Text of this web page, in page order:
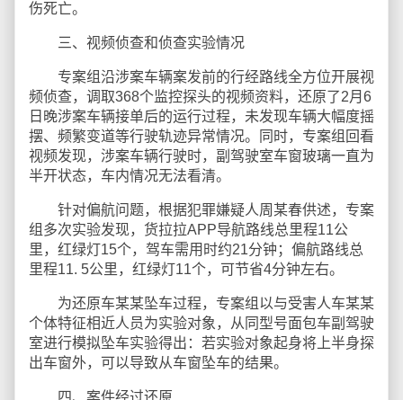
伤死亡。
三、视频侦查和侦查实验情况
专案组沿涉案车辆案发前的行经路线全方位开展视
频侦查，调取368个监控探头的视频资料，还原了2月6
日晚涉案车辆接单后的运行过程，未发现车辆大幅度摇
摆、频繁变道等行驶轨迹异常情况。同时，专案组回看
视频发现，涉案车辆行驶时，副驾驶室车窗玻璃一直为
半开状态，车内情况无法看清。
针对偏航问题，根据犯罪嫌疑人周某春供述，专案
组多次实验发现，货拉拉APP导航路线总里程11公
里，红绿灯15个，驾车需用时约21分钟；偏航路线总
里程11. 5公里，红绿灯11个，可节省4分钟左右。
为还原车某某坠车过程，专案组以与受害人车某某
个体特征相近人员为实验对象，从同型号面包车副驾驶
室进行模拟坠车实验得出：若实验对象起身将上半身探
出车窗外，可以导致从车窗坠车的结果。
四、案件经过还原